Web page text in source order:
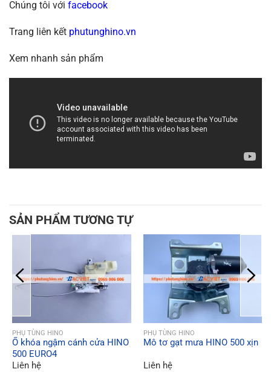
Chúng tôi với facebook
Trang liên kết phutunghino.vn
Xem nhanh sản phẩm
SẢN PHẨM TƯƠNG TỰ
QUICK VIEW
PHỤ TÙNG HINO
Ổ khóa ngậm cánh cửa HINO
500 EURO4
Liên hệ
QUICK VIEW
PHỤ TÙNG HINO
Mô tơ gạt mưa HINO 500 xịn
Liên hệ